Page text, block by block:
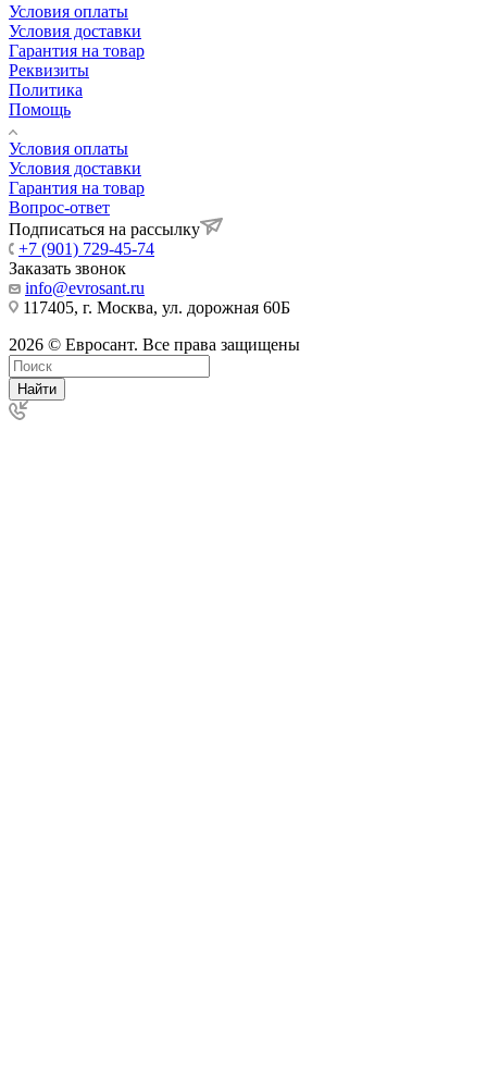
Условия оплаты
Условия доставки
Гарантия на товар
Реквизиты
Политика
Помощь
Условия оплаты
Условия доставки
Гарантия на товар
Вопрос-ответ
Подписаться на рассылку
+7 (901) 729-45-74
Заказать звонок
info@evrosant.ru
117405, г. Москва, ул. дорожная 60Б
2026 © Евросант. Все права защищены
Найти